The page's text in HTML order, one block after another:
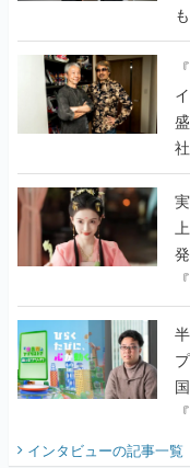
く
インタビューの記事一覧